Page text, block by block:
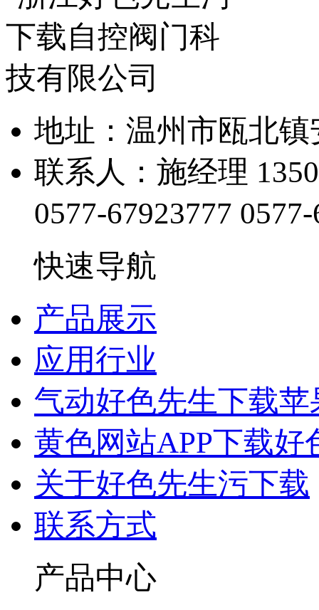
地址：温州市瓯北
联系人：施经理
0577-67923777
快速导航
产品展示
应用行业
气动好色先生下载
黄色网站APP下载好
关于好色先生污下载
联系方式
产品中心